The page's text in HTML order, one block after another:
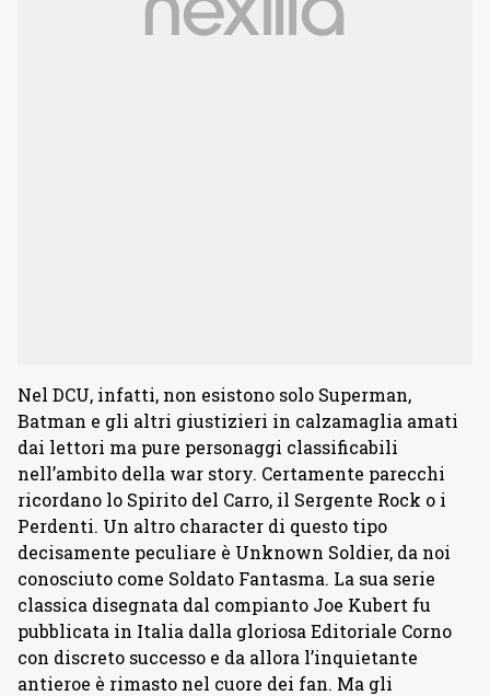
Nel DCU, infatti, non esistono solo Superman,
Batman e gli altri giustizieri in calzamaglia amati
dai lettori ma pure personaggi classificabili
nell’ambito della war story. Certamente parecchi
ricordano lo Spirito del Carro, il Sergente Rock o i
Perdenti. Un altro character di questo tipo
decisamente peculiare è Unknown Soldier, da noi
conosciuto come Soldato Fantasma. La sua serie
classica disegnata dal compianto Joe Kubert fu
pubblicata in Italia dalla gloriosa Editoriale Corno
con discreto successo e da allora l’inquietante
antieroe è rimasto nel cuore dei fan. Ma gli